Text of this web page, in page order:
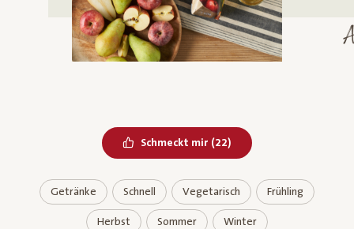
Schmeckt mir Bereits geliked
(22)
Getränke Schnell Vegetarisch Frühling
Herbst Sommer Winter